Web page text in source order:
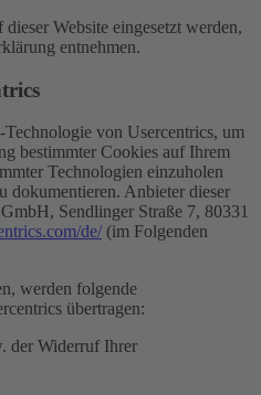
Website eingesetzt werden,
entnehmen.
von Usercentrics, um
bestimmter Cookies auf Ihrem
Technologien einzuholen
dokumentieren. Anbieter dieser
Sendlinger Straße 7, 80331
de/ (im Folgenden
werden folgende
übertragen:
der Widerruf Ihrer